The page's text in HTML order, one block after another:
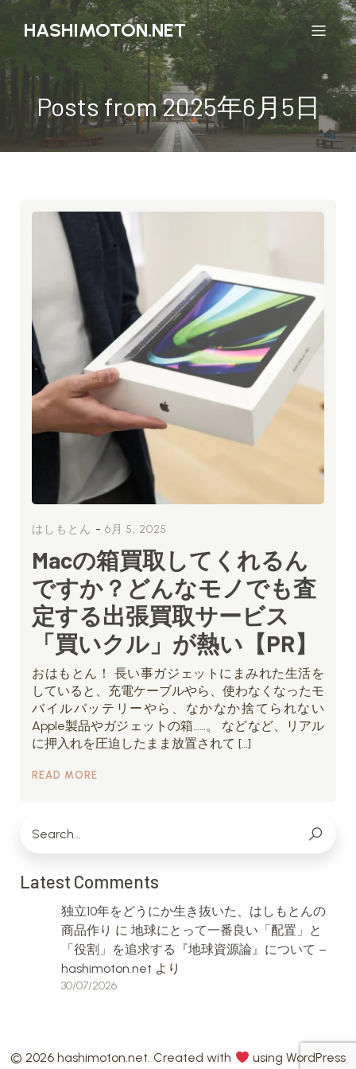
HASHIMOTON.NET
Posts from 2025年6月5日
はしもとん - 6月 5, 2025
Macの箱買取してくれるん
ですか？どんなモノでも査
定する出張買取サービス
「買いクル」が熱い【PR】
おはもとん！ 長い事ガジェットにまみれた生活を
していると、充電ケーブルやら、使わなくなったモ
バイルバッテリーやら、なかなか捨てられない
Apple製品やガジェットの箱……。 などなど、リアル
に押入れを圧迫したまま放置されて […]
READ MORE
Latest Comments
独立10年をどうにか生き抜いた、はしもとんの
商品作り に 地球にとって一番良い「配置」と
「役割」を追求する『地球資源論』について –
hashimoton.net より
30/07/2026
© 2026 hashimoton.net. Created with
using WordPress